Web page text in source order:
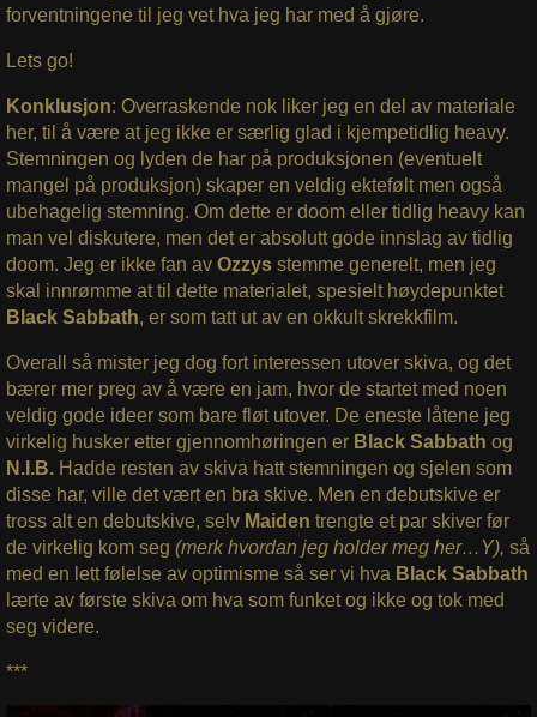
forventningene til jeg vet hva jeg har med å gjøre.
Lets go!
Konklusjon: Overraskende nok liker jeg en del av materiale
her, til å være at jeg ikke er særlig glad i kjempetidlig heavy.
Stemningen og lyden de har på produksjonen (eventuelt
mangel på produksjon) skaper en veldig ektefølt men også
ubehagelig stemning. Om dette er doom eller tidlig heavy kan
man vel diskutere, men det er absolutt gode innslag av tidlig
doom. Jeg er ikke fan av Ozzys stemme generelt, men jeg
skal innrømme at til dette materialet, spesielt høydepunktet
Black Sabbath, er som tatt ut av en okkult skrekkfilm.
Overall så mister jeg dog fort interessen utover skiva, og det
bærer mer preg av å være en jam, hvor de startet med noen
veldig gode ideer som bare fløt utover. De eneste låtene jeg
virkelig husker etter gjennomhøringen er Black Sabbath og
N.I.B. Hadde resten av skiva hatt stemningen og sjelen som
disse har, ville det vært en bra skive. Men en debutskive er
tross alt en debutskive, selv Maiden trengte et par skiver før
de virkelig kom seg (merk hvordan jeg holder meg her…Y), så
med en lett følelse av optimisme så ser vi hva Black Sabbath
lærte av første skiva om hva som funket og ikke og tok med
seg videre.
***